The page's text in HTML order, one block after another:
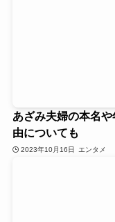
あざみ夫婦の本名
由についても
2023年10月16日 エンタメ